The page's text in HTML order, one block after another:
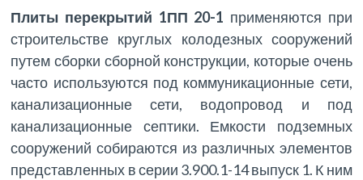
Плиты перекрытий 1ПП 20-1 применяются при
строительстве круглых колодезных сооружений
путем сборки сборной конструкции, которые очень
часто используются под коммуникационные сети,
канализационные сети, водопровод и под
канализационные септики. Емкости подземных
сооружений собираются из различных элементов
представленных в серии 3.900.1-14 выпуск 1. К ним